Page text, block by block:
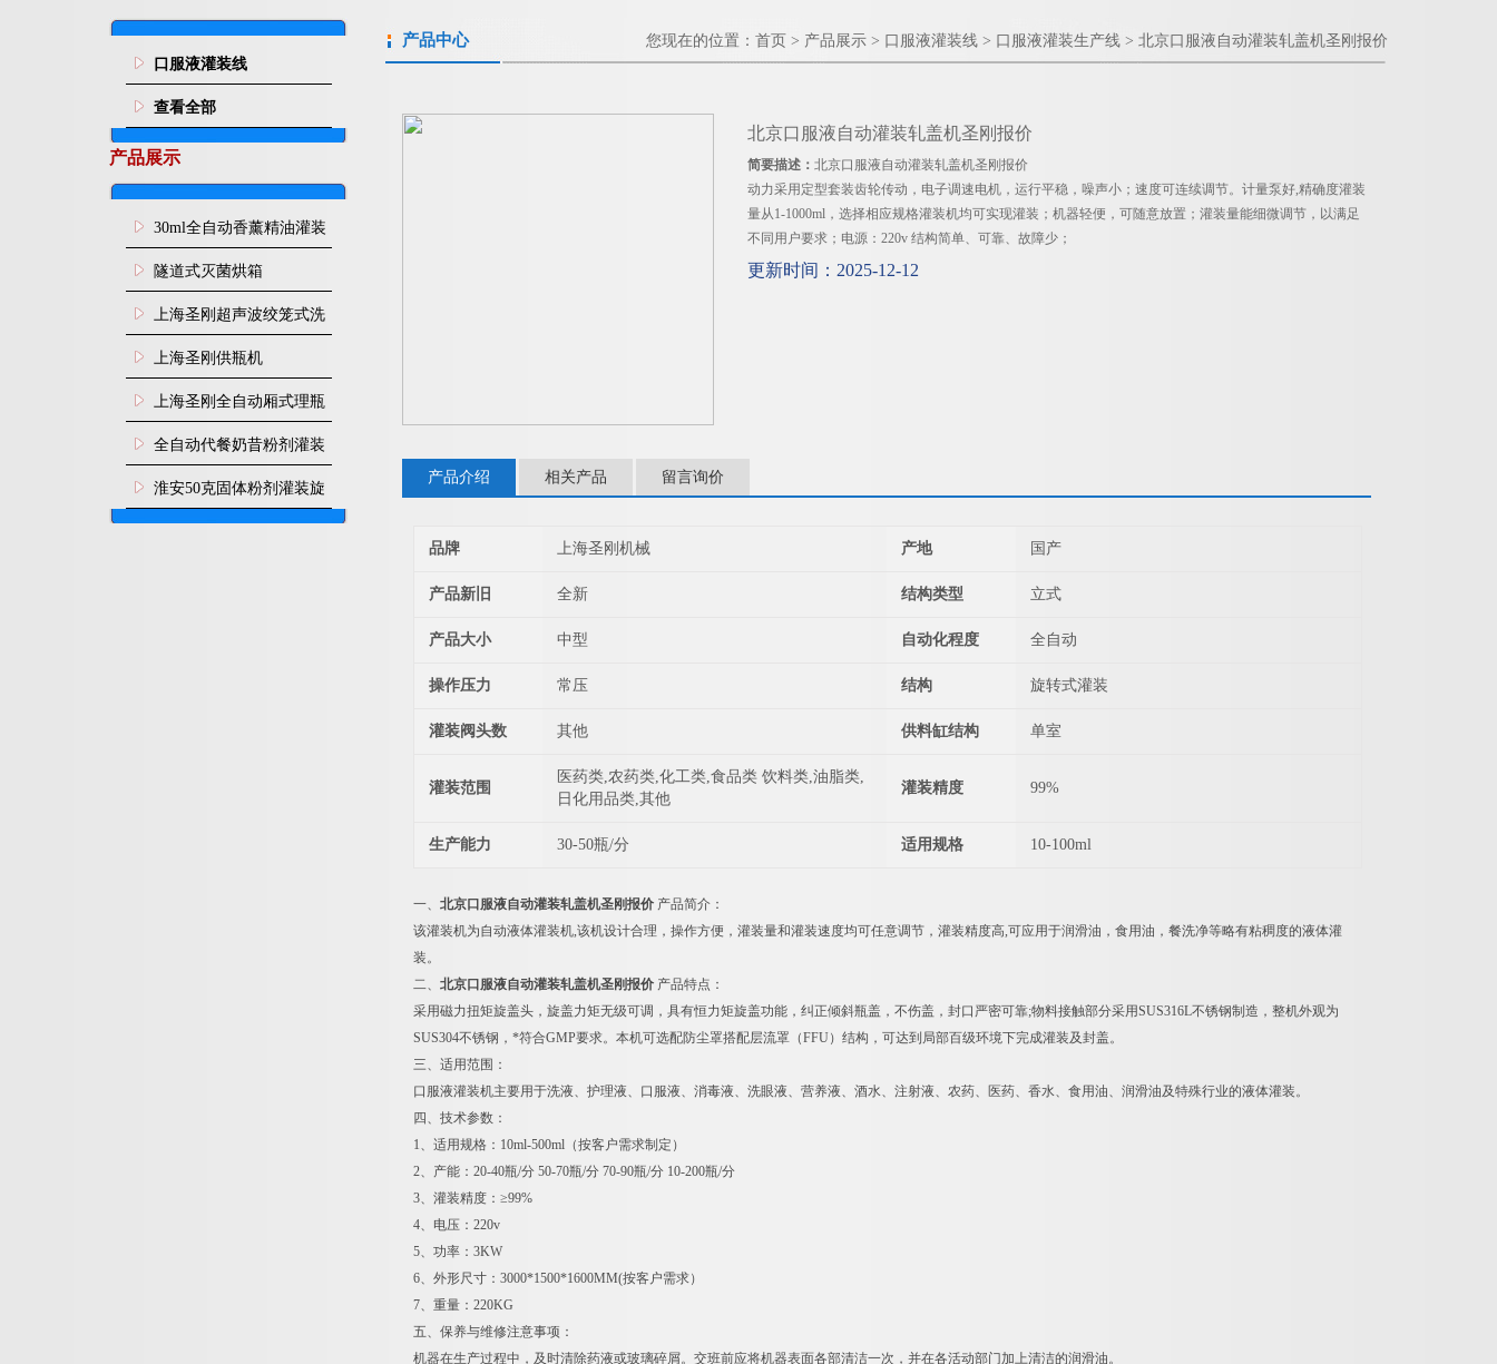
口服液灌装线
查看全部
产品展示
30ml全自动香薰精油灌装
旋盖机
隧道式灭菌烘箱
上海圣刚超声波绞笼式洗
瓶机
上海圣刚供瓶机
上海圣刚全自动厢式理瓶
机
全自动代餐奶昔粉剂灌装
生产线
淮安50克固体粉剂灌装旋
盖机
产品中心 您现在的位置： 首页 > 产品展示 > 口服液灌装线 > 口服液灌装生产线 > 北京口服液自动灌装轧盖机圣刚报价
北京口服液自动灌装轧盖机圣刚报价
简要描述： 北京口服液自动灌装轧盖机圣刚报价
动力采用定型套装齿轮传动，电子调速电机，运行平稳，噪声小；速度可连续调节。计量泵好,精确度灌装
量从1-1000ml，选择相应规格灌装机均可实现灌装；机器轻便，可随意放置；灌装量能细微调节，以满足
不同用户要求；电源：220v 结构简单、可靠、故障少；
更新时间：2025-12-12
产品介绍 相关产品 留言询价
品牌 上海圣刚机械 产地 国产
产品新旧 全新 结构类型 立式
产品大小 中型 自动化程度 全自动
操作压力 常压 结构 旋转式灌装
灌装阀头数 其他 供料缸结构 单室
灌装范围
医药类,农药类,化工类,食品类 饮料类,油脂类,
日化用品类,其他
灌装精度 99%
生产能力 30-50瓶/分 适用规格 10-100ml
一、 北京口服液自动灌装轧盖机圣刚报价 产品简介：
该灌装机为自动液体灌装机,该机设计合理，操作方便，灌装量和灌装速度均可任意调节，灌装精度高,可应用于润滑油，食用油，餐洗净等略有粘稠度的液体灌
装。
二、 北京口服液自动灌装轧盖机圣刚报价 产品特点：
采用磁力扭矩旋盖头，旋盖力矩无级可调，具有恒力矩旋盖功能，纠正倾斜瓶盖，不伤盖，封口严密可靠;物料接触部分采用SUS316L不锈钢制造，整机外观为
SUS304不锈钢，*符合GMP要求。本机可选配防尘罩搭配层流罩（FFU）结构，可达到局部百级环境下完成灌装及封盖。
三、适用范围：
口服液灌装机主要用于洗液、护理液、口服液、消毒液、洗眼液、营养液、酒水、注射液、农药、医药、香水、食用油、润滑油及特殊行业的液体灌装。
四、技术参数：
1、适用规格：10ml-500ml（按客户需求制定）
2、产能：20-40瓶/分 50-70瓶/分 70-90瓶/分 10-200瓶/分
3、灌装精度：≥99%
4、电压：220v
5、功率：3KW
6、外形尺寸：3000*1500*1600MM(按客户需求）
7、重量：220KG
五、保养与维修注意事项：
机器在生产过程中，及时清除药液或玻璃碎屑。交班前应将机器表面各部清洁一次，并在各活动部门加上清洁的润滑油。